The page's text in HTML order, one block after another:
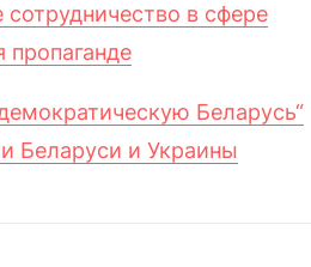
в сфере
пропаганде
Беларусь“
Беларуси и Украины